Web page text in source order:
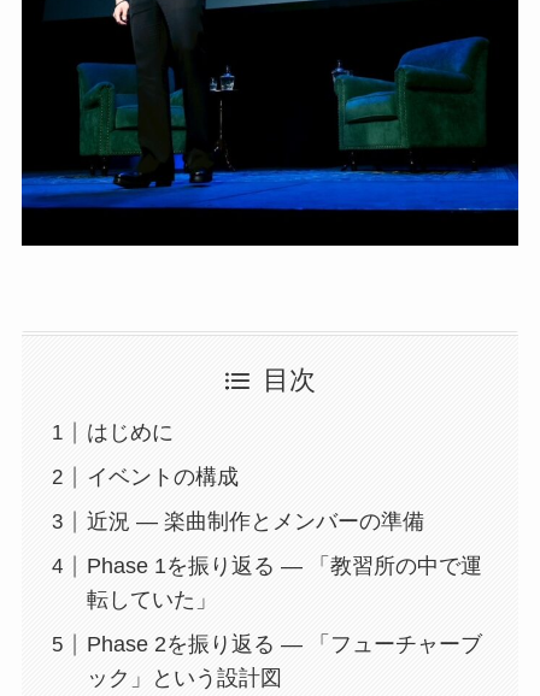
目次
はじめに
イベントの構成
近況 — 楽曲制作とメンバーの準備
Phase 1を振り返る — 「教習所の中で運
転していた」
Phase 2を振り返る — 「フューチャーブ
ック」という設計図